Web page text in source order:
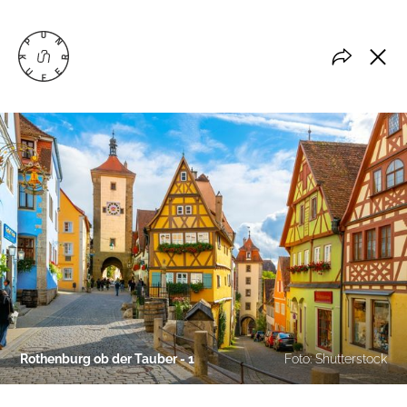
Rothenburg ob der Tauber - 1 Foto: Shutterstock